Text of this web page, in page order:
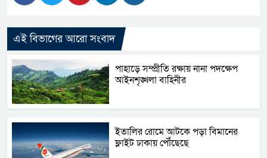
এই বিভাগের আরো সংবাদ
পাহাড়ে সম্প্রীতি রক্ষায় নানা পদক্ষেপ
আইনশৃঙ্খলা বাহিনীর
ইতালির রোমে আটকে পড়া বিমানের
ফ্লাইট ঢাকায় পৌঁছেছে